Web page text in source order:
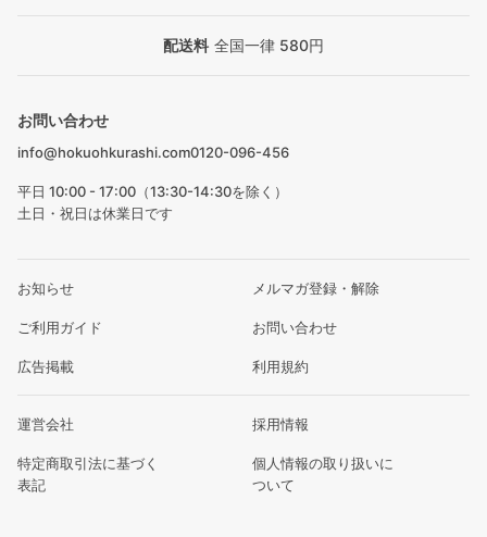
配送料 全国一律 580円
お問い合わせ
info@hokuohkurashi.com0120-096-456
平日 10:00 - 17:00（13:30-14:30を除く）
土日・祝日は休業日です
お知らせ メルマガ登録・解除
ご利用ガイド お問い合わせ
広告掲載 利用規約
運営会社 採用情報
特定商取引法に基づく
表記
個人情報の取り扱いに
ついて